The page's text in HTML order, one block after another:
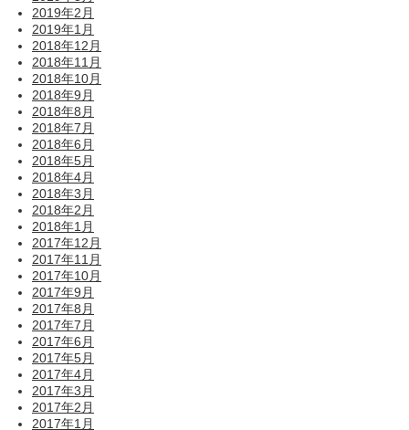
2019年2月
2019年1月
2018年12月
2018年11月
2018年10月
2018年9月
2018年8月
2018年7月
2018年6月
2018年5月
2018年4月
2018年3月
2018年2月
2018年1月
2017年12月
2017年11月
2017年10月
2017年9月
2017年8月
2017年7月
2017年6月
2017年5月
2017年4月
2017年3月
2017年2月
2017年1月